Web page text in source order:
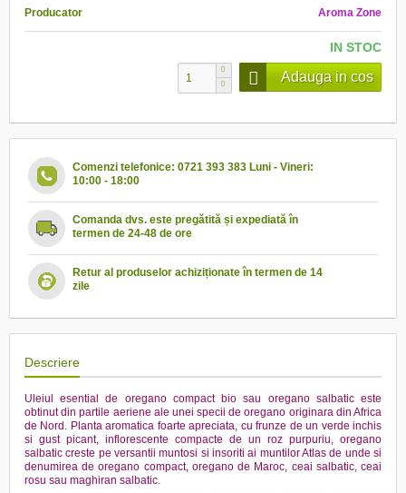
Producator Aroma Zone
IN STOC
Adauga in cos
Comenzi telefonice: 0721 393 383 Luni - Vineri:
10:00 - 18:00
Comanda dvs. este pregătită și expediată în
termen de 24-48 de ore
Retur al produselor achiziționate în termen de 14
zile
Descriere
Uleiul esential de oregano compact bio sau oregano salbatic este
obtinut din partile aeriene ale unei specii de oregano originara din Africa
de Nord. Planta aromatica foarte apreciata, cu frunze de un verde inchis
si gust picant, inflorescente compacte de un roz purpuriu, oregano
salbatic creste pe versantii muntosi si insoriti ai muntilor Atlas de unde si
denumirea de oregano compact, oregano de Maroc, ceai salbatic, ceai
rosu sau maghiran salbatic.